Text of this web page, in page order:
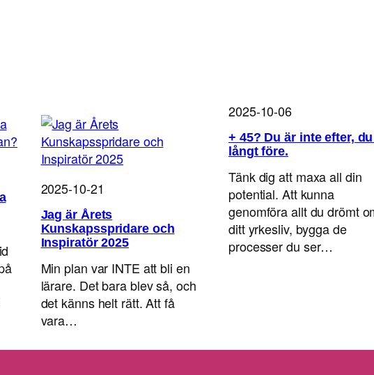
2025-10-21
Jag är Årets
Kunskapsspridare och
Inspiratör 2025
Min plan var INTE att bli en
lärare. Det bara blev så, och
det känns helt rätt. Att få
vara…
2025-10-06
+ 45? Du är inte efter,
långt före.
Tänk dig att maxa all din
potential. Att kunna
genomföra allt du drömt
ditt yrkesliv, bygga de
processer du ser…